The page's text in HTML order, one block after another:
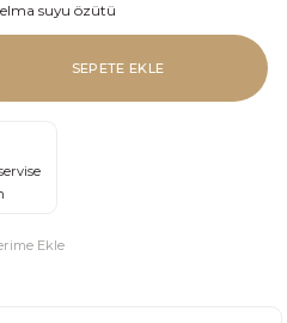
suyu özütü
SEPETE EKLE